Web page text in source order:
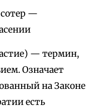
сотер —
— термин,
Означает
на Законе
есть